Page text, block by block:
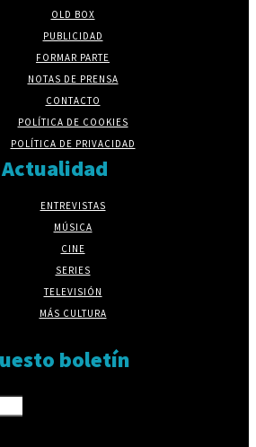
OLD BOX
PUBLICIDAD
FORMAR PARTE
NOTAS DE PRENSA
CONTACTO
POLÍTICA DE COOKIES
POLÍTICA DE PRIVACIDAD
Actualidad
ENTREVISTAS
MÚSICA
CINE
SERIES
TELEVISIÓN
MÁS CULTURA
boletín